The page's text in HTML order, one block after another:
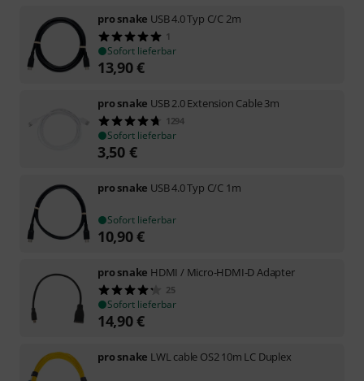
pro snake USB 4.0 Typ C/C 2m
1
Sofort lieferbar
13,90€
pro snake USB 2.0 Extension Cable 3m
1294
Sofort lieferbar
3,50 €
pro snake USB 4.0 Typ C/C 1m
Sofort lieferbar
10,90€
pro snake HDMI / Micro-HDMI-D Adapter
25
Sofort lieferbar
14,90€
pro snake LWL cable OS2 10m LC Duplex